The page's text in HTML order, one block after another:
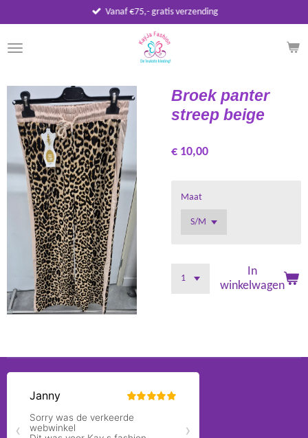
direct
naar
de
Vanaf €75,- gratis verzending
Broek panter
streep beige
€ 10,00
Maat
In
winkelwagen